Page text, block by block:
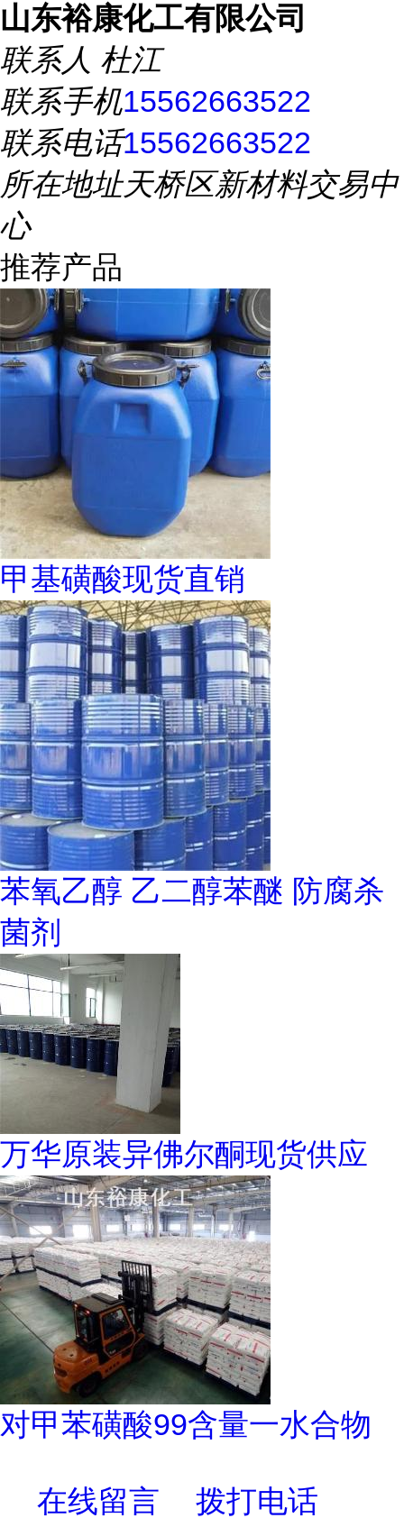
山东裕康化工有限公司
联系人 杜江
联系手机15562663522
联系电话15562663522
所在地址天桥区新材料交易中
心
推荐产品
甲基磺酸现货直销
苯氧乙醇 乙二醇苯醚 防腐杀
菌剂
万华原装异佛尔酮现货供应
对甲苯磺酸99含量一水合物
在线留言 拨打电话